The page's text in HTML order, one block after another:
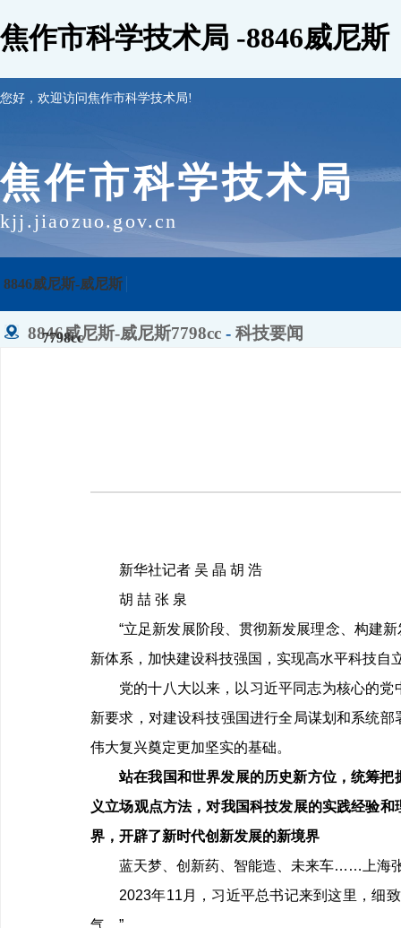
焦作市科学技术局 -8846威尼斯
您好，欢迎访问焦作市科学技术局!
焦作市科学技术局
kjj.jiaozuo.gov.cn
8846威尼斯-威尼斯
7798cc
8846威尼斯-威尼斯7798cc - 科技要闻
新华社记者 吴 晶 胡 浩
胡 喆 张 泉
“立足新发展阶段、贯彻新发展理念、构建
新体系，加快建设科技强国，实现高水平科技自
党的十八大以来，以习近平同志为核心的
新要求，对建设科技强国进行全局谋划和系统
伟大复兴奠定更加坚实的基础。
站在我国和世界发展的历史新方位，统筹
义立场观点方法，对我国科技发展的实践经验
界，开辟了新时代创新发展的新境界
蓝天梦、创新药、智能造、未来车……上海
2023年11 月，习近平总书记来到这里，细
气。”